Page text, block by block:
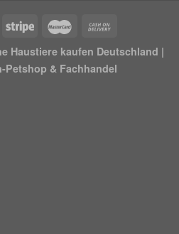
Haustiere kaufen Deutschland |
Petshop & Fachhandel